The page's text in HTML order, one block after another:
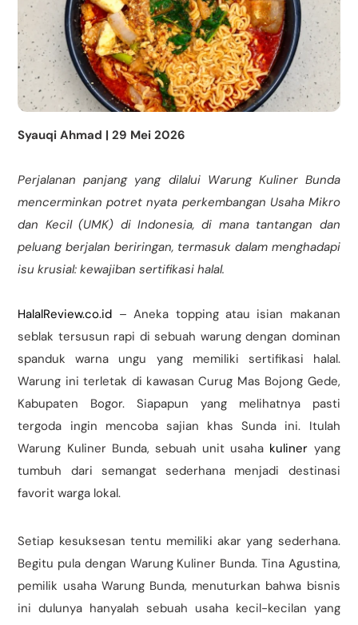
Syauqi Ahmad | 29 Mei 2026
Perjalanan panjang yang dilalui Warung Kuliner Bunda
mencerminkan potret nyata perkembangan Usaha Mikro
dan Kecil (UMK) di Indonesia, di mana tantangan dan
peluang berjalan beriringan, termasuk dalam menghadapi
isu krusial: kewajiban sertifikasi halal.
HalalReview.co.id – Aneka topping atau isian makanan
seblak tersusun rapi di sebuah warung dengan dominan
spanduk warna ungu yang memiliki sertifikasi halal.
Warung ini terletak di kawasan Curug Mas Bojong Gede,
Kabupaten Bogor. Siapapun yang melihatnya pasti
tergoda ingin mencoba sajian khas Sunda ini. Itulah
Warung Kuliner Bunda, sebuah unit usaha kuliner yang
tumbuh dari semangat sederhana menjadi destinasi
favorit warga lokal.
Setiap kesuksesan tentu memiliki akar yang sederhana.
Begitu pula dengan Warung Kuliner Bunda. Tina Agustina,
pemilik usaha Warung Bunda, menuturkan bahwa bisnis
ini dulunya hanyalah sebuah usaha kecil-kecilan yang